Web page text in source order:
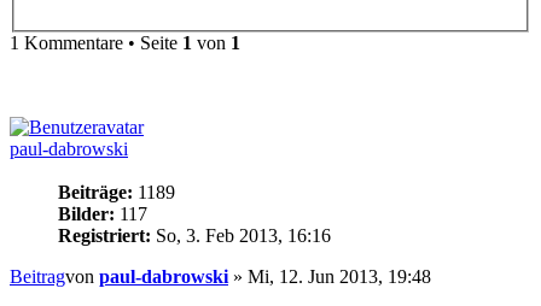
1 Kommentare • Seite 1 von 1
paul-dabrowski
Beiträge: 1189
Bilder: 117
Registriert: So, 3. Feb 2013, 16:16
Beitragvon paul-dabrowski » Mi, 12. Jun 2013, 19:48